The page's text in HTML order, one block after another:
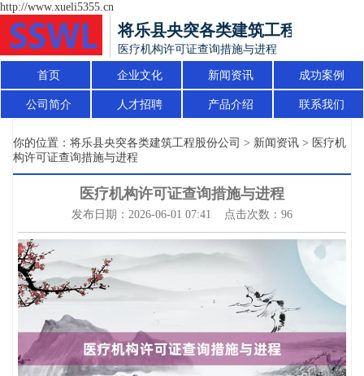
http://www.xueli5355.cn
将乐县央突各类建筑工程股份公司
医疗机构许可证查询措施与进程
首页 企业文化 新闻资讯 成功案例
公司简介 人才招聘 产品介绍 联系我们
你的位置： 将乐县央突各类建筑工程股份公司 > 新闻资讯 > 医疗机
构许可证查询措施与进程
医疗机构许可证查询措施与进程
发布日期：2026-06-01 07:41 点击次数：96